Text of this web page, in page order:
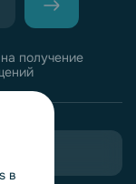
получение
в